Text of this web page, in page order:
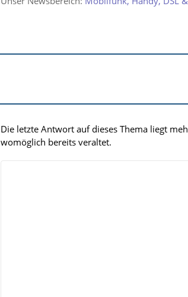
Die letzte Antwort auf dieses Thema liegt
womöglich bereits veraltet.